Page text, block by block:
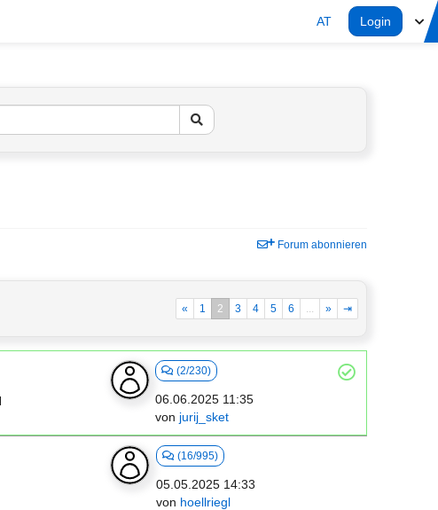
AT Login
Forum abonnieren
« 1 2 3 4 5 6 ... » ⇥
(2/230)
06.06.2025 11:35
von jurij_sket
(16/995)
05.05.2025 14:33
von hoellriegl